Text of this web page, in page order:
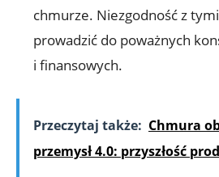
chmurze. Niezgodność z
prowadzić do ⁤poważnych
i finansowych.
Przeczytaj także: Chmura
przemysł 4.0: przyszłość